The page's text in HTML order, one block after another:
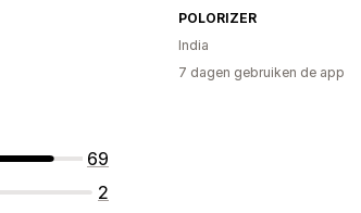
69
2
POLORIZER
India
7 dagen gebruiken de app